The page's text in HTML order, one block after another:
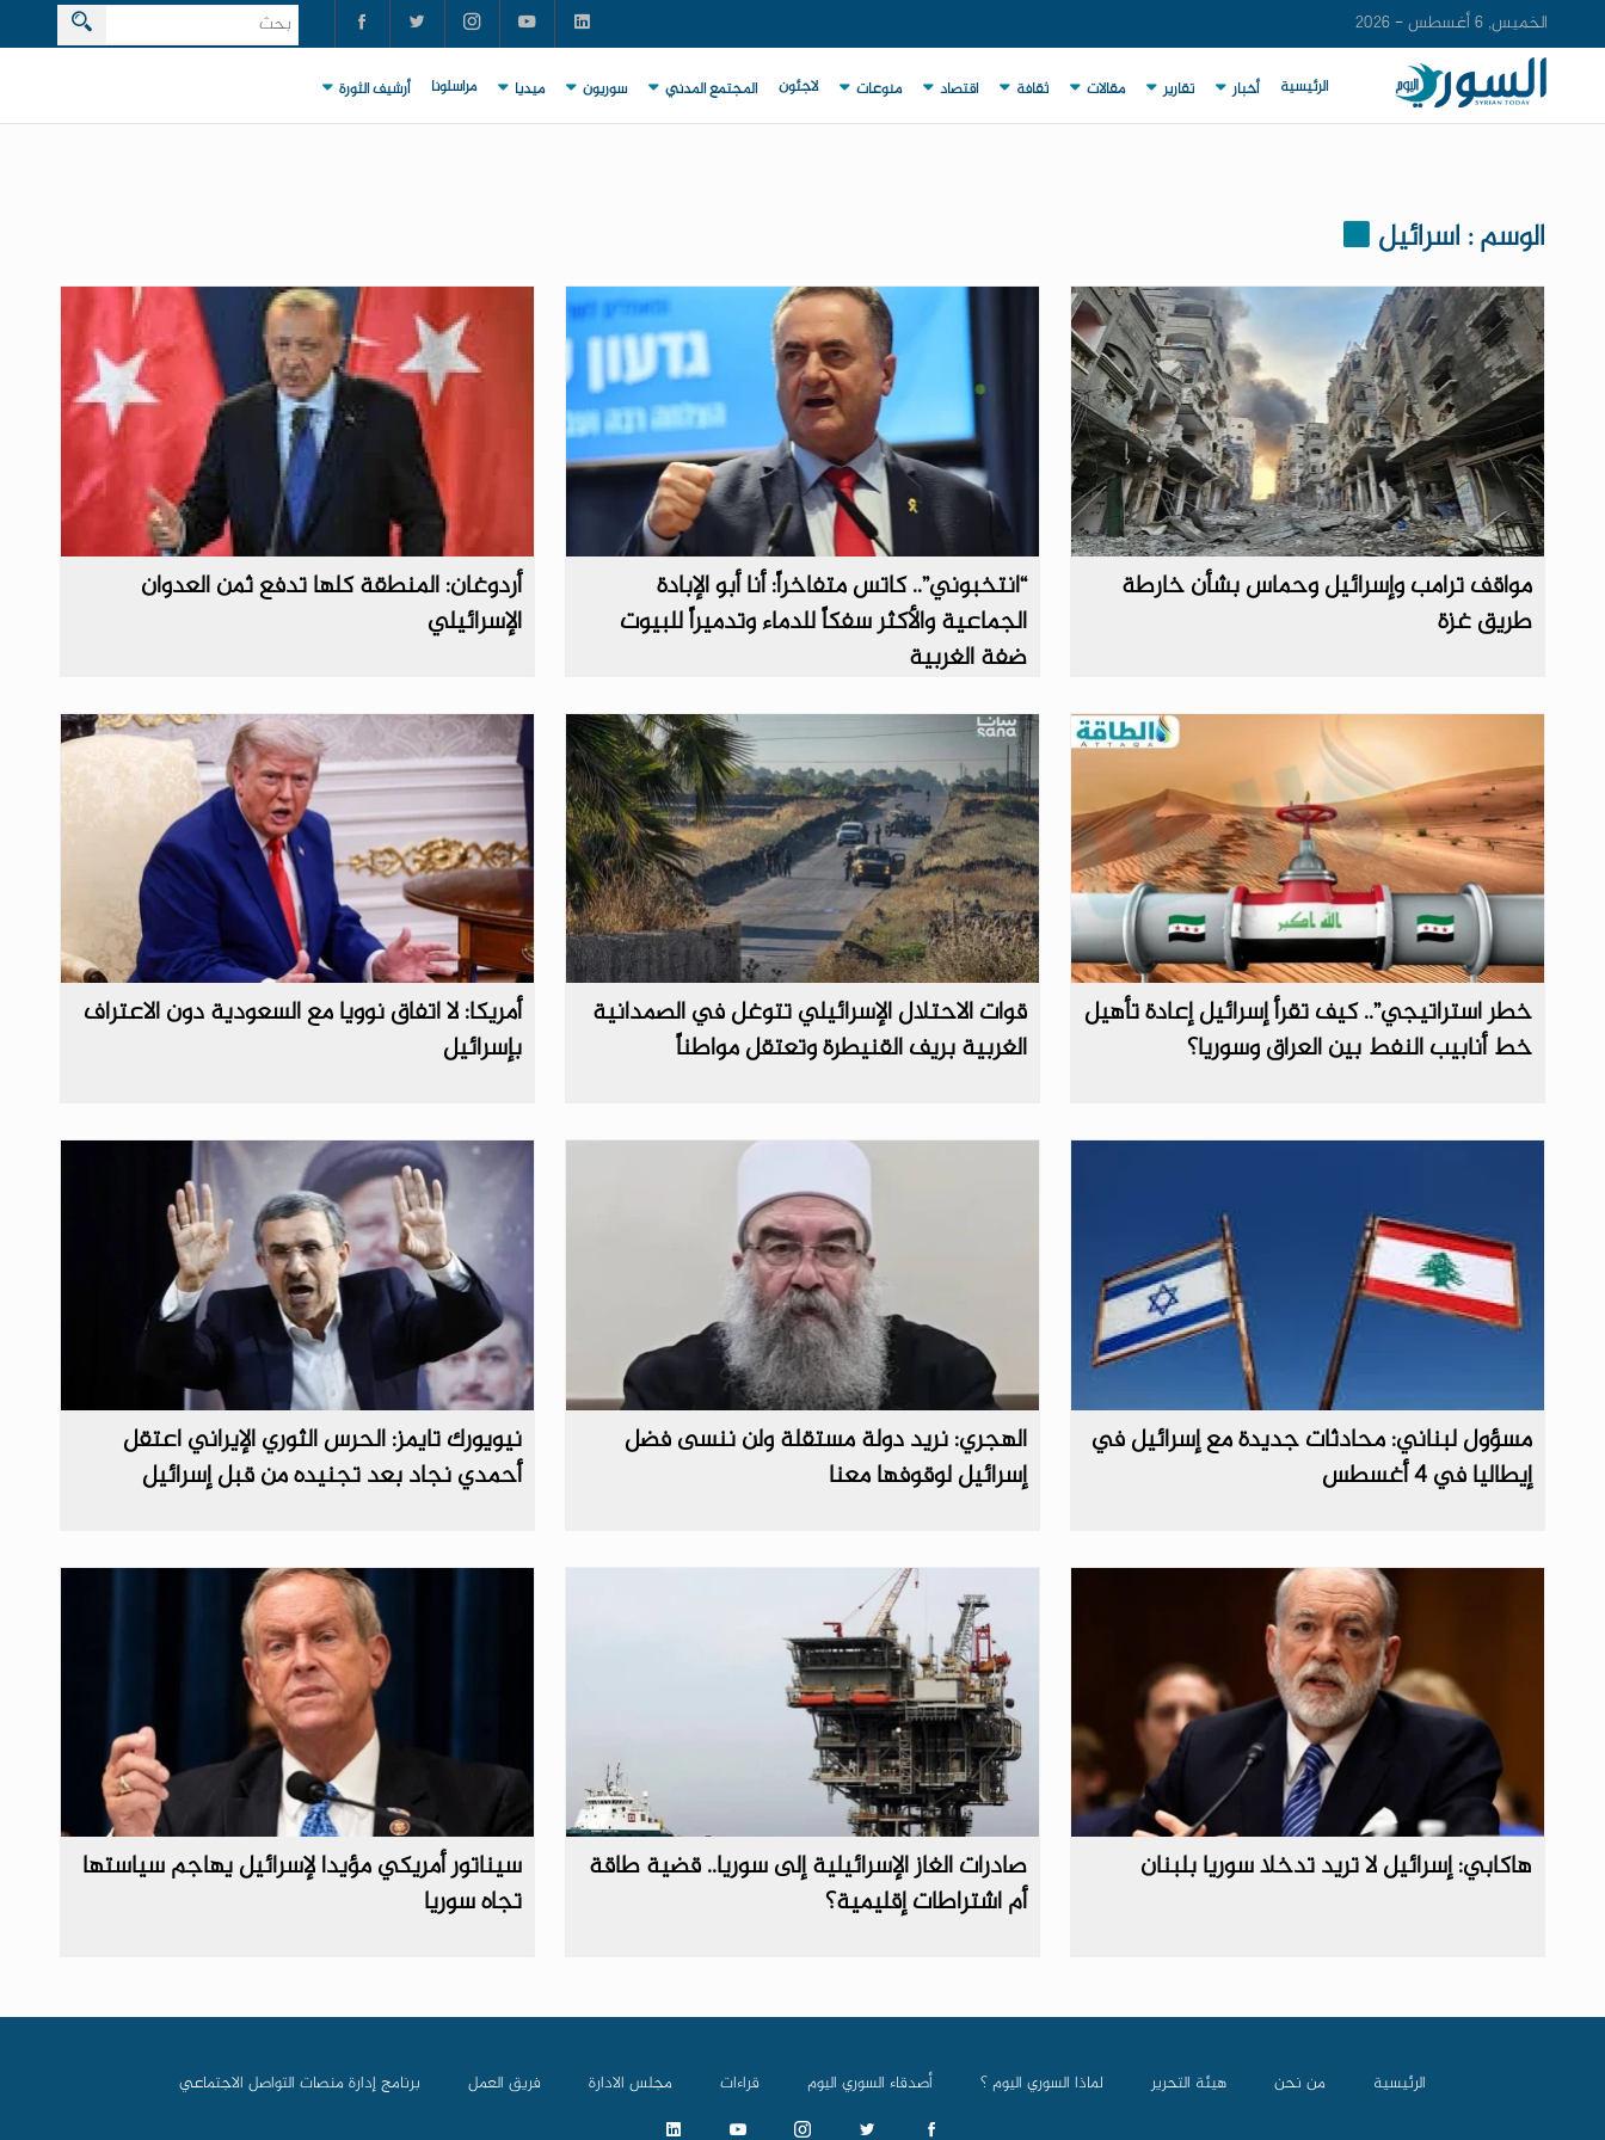
الخميس, 6 أغسطس - 2026
الرئيسية أخبار تقارير مقالات ثقافة اقتصاد منوعات لاجئون المجتمع المدني سوريون ميديا مراسلونا أرشيف الثورة
الوسم : اسرائيل
مواقف ترامب وإسرائيل وحماس بشأن خارطة
طريق غزة
“انتخبوني”.. كاتس متفاخراً: أنا أبو الإبادة
الجماعية والأكثر سفكاً للدماء وتدميراً للبيوت
ضفة الغربية
أردوغان: المنطقة كلها تدفع ثمن العدوان
الإسرائيلي
خطر استراتيجي”.. كيف تقرأ إسرائيل إعادة تأهيل
خط أنابيب النفط بين العراق وسوريا؟
قوات الاحتلال الإسرائيلي تتوغل في الصمدانية
الغربية بريف القنيطرة وتعتقل مواطناً
أمريكا: لا اتفاق نوويا مع السعودية دون الاعتراف
بإسرائيل
مسؤول لبناني: محادثات جديدة مع إسرائيل في
إيطاليا في 4 أغسطس
الهجري: نريد دولة مستقلة ولن ننسى فضل
إسرائيل لوقوفها معنا
نيويورك تايمز: الحرس الثوري الإيراني اعتقل
أحمدي نجاد بعد تجنيده من قبل إسرائيل
هاكابي: إسرائيل لا تريد تدخلا سوريا بلبنان
صادرات الغاز الإسرائيلية إلى سوريا.. قضية طاقة
أم اشتراطات إقليمية؟
سيناتور أمريكي مؤيدا لإسرائيل يهاجم سياستها
تجاه سوريا
الرئيسية من نحن هيئة التحرير لماذا السوري اليوم ؟ أصدقاء السوري اليوم قراءات مجلس الادارة فريق العمل برنامج إدارة منصات التواصل الاجتماعي